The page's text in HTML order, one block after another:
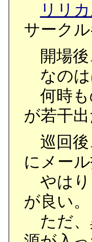
リリ
サークル
開場後
なのは
何時も
が若干出
巡回後
にメール
やはり
が良い。
ただ、